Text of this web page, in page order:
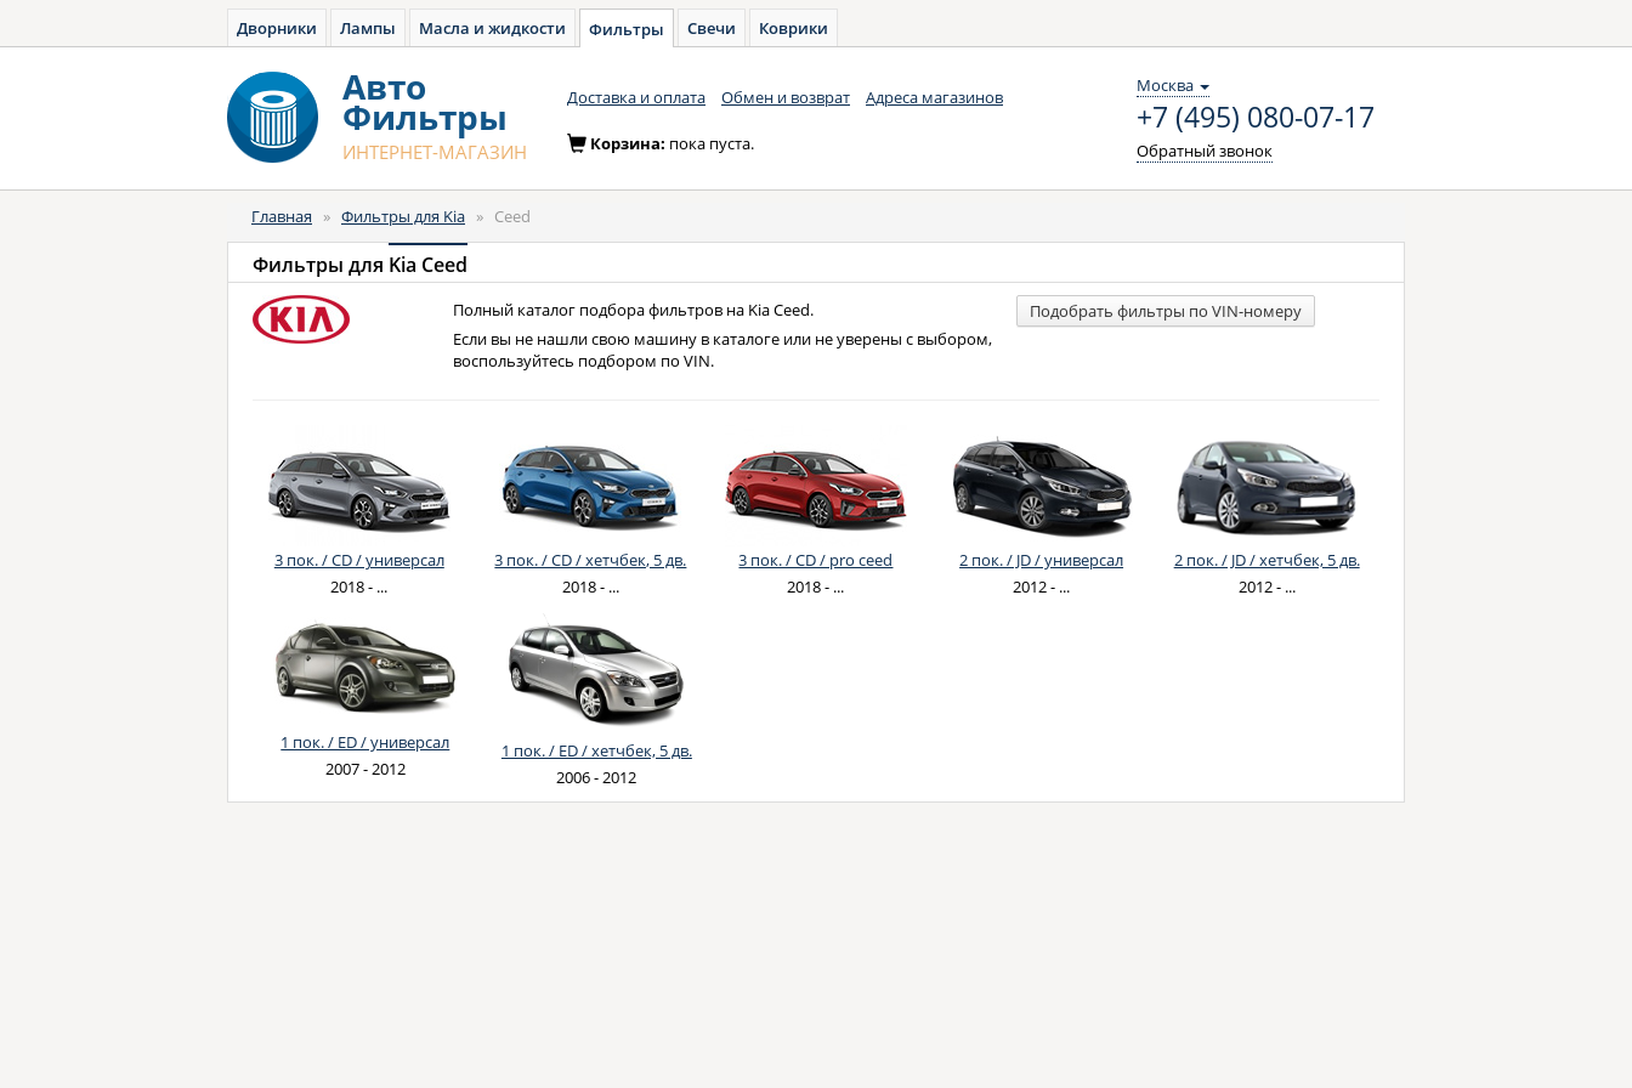
Дворники Лампы Масла и жидкости Фильтры Свечи Коврики
Авто
Фильтры
ИНТЕРНЕТ-МАГАЗИН
Доставка и оплата Обмен и возврат Адреса магазинов
Москва
+7 (495) 080-07-17
Обратный звонок
Корзина: пока пуста.
Главная » Фильтры для Kia » Ceed
Фильтры для Kia Ceed
Полный каталог подбора фильтров на Kia Ceed.
Если вы не нашли свою машину в каталоге или не уверены с выбором,
воспользуйтесь подбором по VIN.
Подобрать фильтры по VIN-номеру
3 пок. / CD / универсал
2018 - ...
3 пок. / CD / хетчбек, 5 дв.
2018 - ...
3 пок. / CD / pro ceed
2018 - ...
2 пок. / JD / универсал
2012 - ...
2 пок. / JD / хетчбек, 5 дв.
2012 - ...
1 пок. / ED / универсал
2007 - 2012
1 пок. / ED / хетчбек, 5 дв.
2006 - 2012